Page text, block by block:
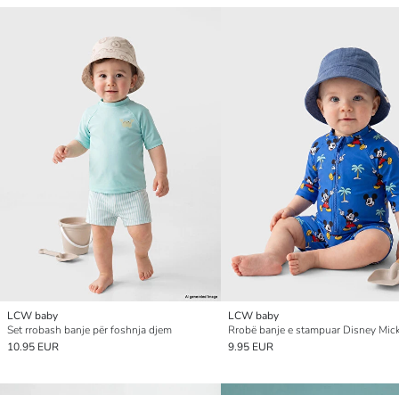
LCW baby
Set rrobash banje për foshnja djem
10.95 EUR
LCW baby
9.95 EUR